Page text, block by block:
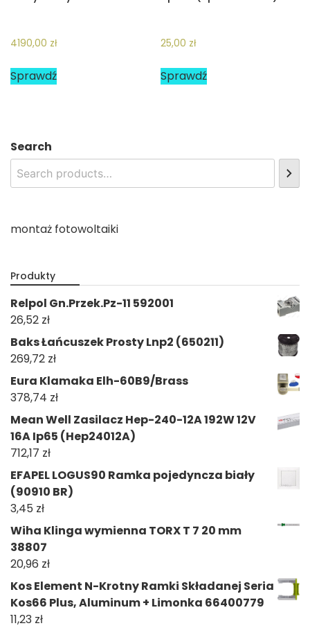
4190,00 zł
Sprawdź
25,00 zł
Sprawdź
Search
montaż fotowoltaiki
Produkty
Relpol Gn.Przek.Pz-11 592001
26,52 zł
Baks Łańcuszek Prosty Lnp2 (650211)
269,72 zł
Eura Klamaka Elh-60B9/Brass
378,74 zł
Mean Well Zasilacz Hep-240-12A 192W 12V
16A Ip65 (Hep24012A)
712,17 zł
EFAPEL LOGUS90 Ramka pojedyncza biały
(90910 BR)
3,45 zł
Wiha Klinga wymienna TORX T 7 20 mm
38807
20,96 zł
Kos Element N-Krotny Ramki Składanej Seria
Kos66 Plus, Aluminum + Limonka 66400779
11,23 zł